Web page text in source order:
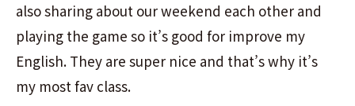
also sharing about our weekend each other and
playing the game so it’s good for improve my
English. They are super nice and that’s why it’s
my most fav class.